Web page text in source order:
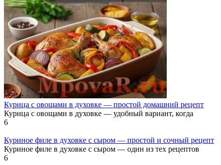
Курица с овощами в духовке — простой домашний рецепт
Курица с овощами в духовке — удобный вариант, когда
6
Куриное филе в духовке с сыром — простой и сочный рецепт
Куриное филе в духовке с сыром — один из тех рецептов
6